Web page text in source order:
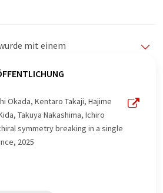
mit einem
Übersetzungen
Da dieser Artikel mit
übersetzt wurde, ist es
Vokabular, in der Syntax oder
Den ursprünglichen Artikel in
Okada, Kentaro Takaji, Hajime
Takuya Nakashima, Ichiro
symmetry breaking in a single
2025